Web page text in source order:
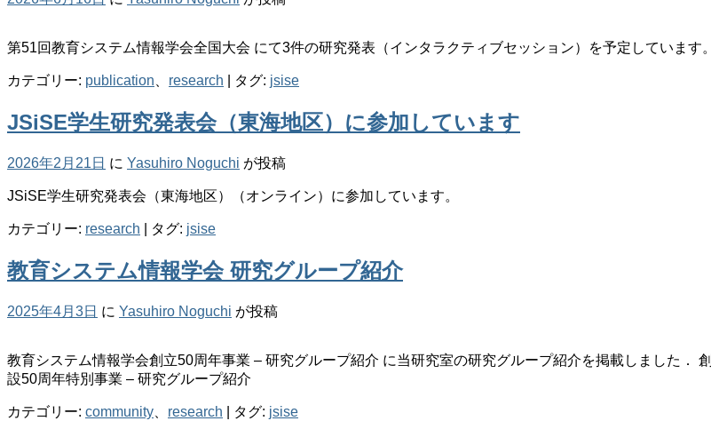
第51回教育システム情報学会全国大会 にて3件の研究発表（インタラクティブセッション）を予定しています。
カテゴリー: publication research タグ: jsise
JSiSE学生研究発表会（東海地区）に参加しています
2026年2月21日 に Yasuhiro Noguchi が投稿
JSiSE学生研究発表会（東海地区）（オンライン）に参加しています。
カテゴリー: research タグ: jsise
教育システム情報学会 研究グループ紹介
2025年4月3日 に Yasuhiro Noguchi が投稿
教育システム情報学会創立50周年事業 – 研究グループ紹介 に当研究室の研究グループ紹介を掲載しました． 創
設50周年特別事業 – 研究グループ紹介
カテゴリー: community research タグ: jsise